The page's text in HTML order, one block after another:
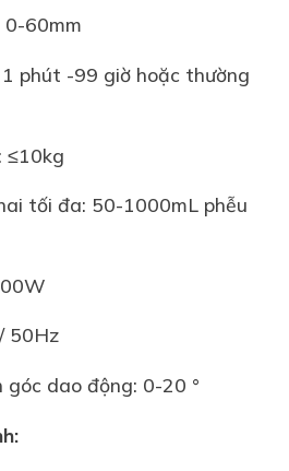
0-60mm
phút -99 giờ hoặc thường
≤10kg
tối đa: 50-1000mL phễu
50Hz
góc dao động: 0-20 °